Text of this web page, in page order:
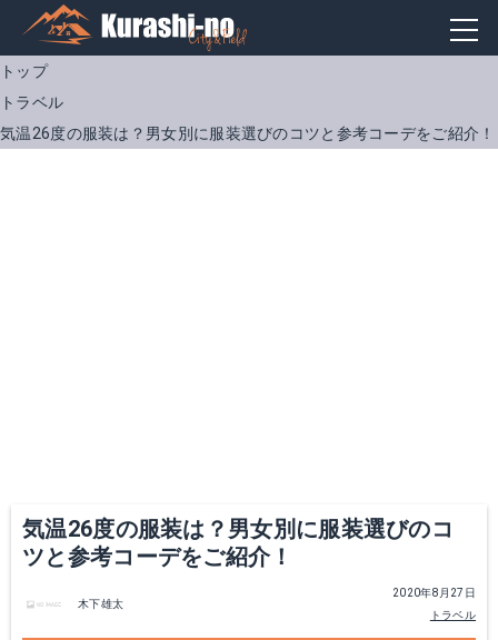
トップ
トラベル
気温26度の服装は？男女別に服装選びのコツと参考コーデをご紹介！
気温26度の服装は？男女別に服装選びのコ
ツと参考コーデをご紹介！
2020年8月27日
トラベル
木下雄太